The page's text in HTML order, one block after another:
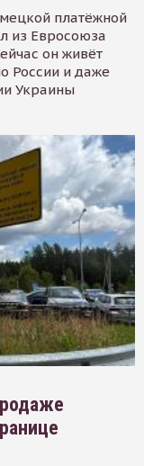
платёжной
из Евросоюза
он живёт
России и даже
Украины